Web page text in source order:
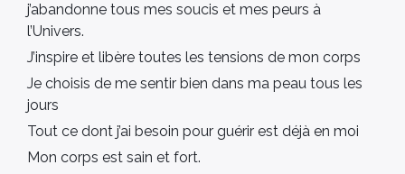
j’abandonne tous mes soucis et mes peurs à
l’Univers.
J’inspire et libère toutes les tensions de mon corps
Je choisis de me sentir bien dans ma peau tous les
jours
Tout ce dont j’ai besoin pour guérir est déjà en moi
Mon corps est sain et fort.